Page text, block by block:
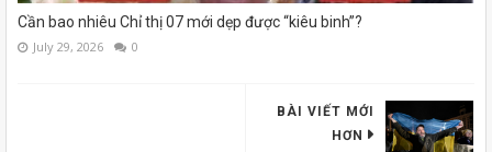
Cần bao nhiêu Chỉ thị 07 mới dẹp được “kiêu binh”?
July 29, 2026 0
BÀI VIẾT MỚI
HƠN